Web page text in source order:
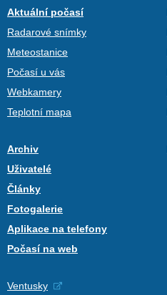
Aktuální počasí
Radarové snímky
Meteostanice
Počasí u vás
Webkamery
Teplotní mapa
Archiv
Uživatelé
Články
Fotogalerie
Aplikace na telefony
Počasí na web
Ventusky